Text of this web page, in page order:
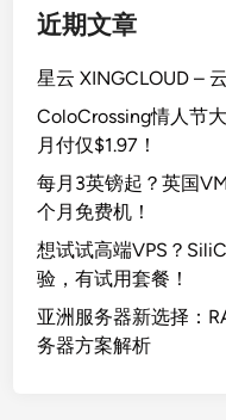
近期文章
星云 XINGCLOUD –
ColoCrossing情人节
月付仅$1.97！
每月3英镑起？英国
个月免费机！
想试试高端VPS？
验，有试用套餐！
亚洲服务器新选择：
务器方案解析